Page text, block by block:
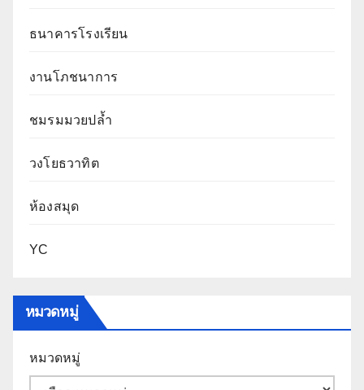
ธนาคารโรงเรียน
งานโภชนาการ
ชมรมมวยปล้ำ
วงโยธวาทิต
ห้องสมุด
YC
หมวดหมู่
หมวดหมู่